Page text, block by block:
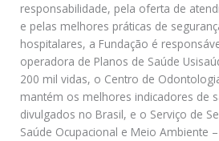
responsabilidade, pela oferta de
e pelas melhores práticas de
hospitalares, a Fundação é
operadora de Planos de Saúde
200 mil vidas, o Centro de
mantém os melhores indicadores de
divulgados no Brasil, e o Serviço de
Saúde Ocupacional e Meio Ambiente